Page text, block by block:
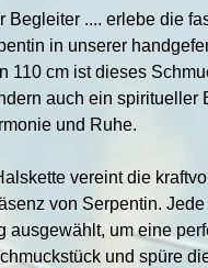
Begleiter .... erlebe die
in unserer
110 cm ist dieses
auch ein spiritueller
und Ruhe.
vereint die
von Serpentin.
ausgewählt, um eine
und spüre